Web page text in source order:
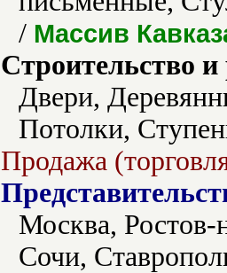
/ Массив
Строительство
Двери,
Потолки,
Продажа
Москва, Ростов-
Сочи,